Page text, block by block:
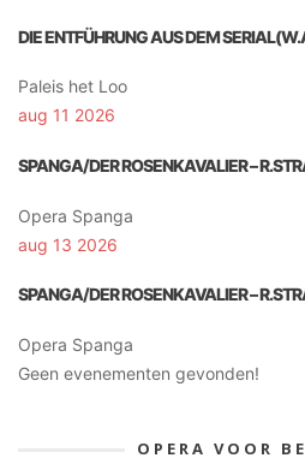
DIE ENTFÜHRUNG AUS DEM
Paleis het Loo
aug 11 2026
SPANGA/DER ROSENKAVALIER –
Opera Spanga
aug 13 2026
SPANGA/DER ROSENKAVALIER –
Opera Spanga
Geen evenementen gevonden!
OPERA VOOR